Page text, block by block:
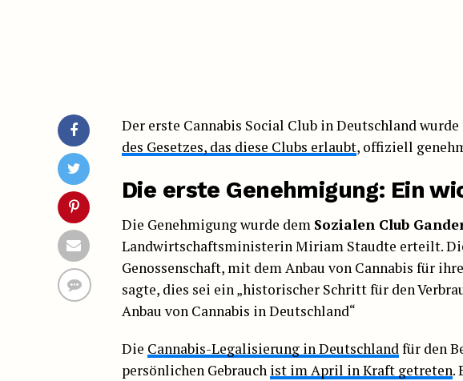
Der erste Cannabis Social Club in Deutschland
des Gesetzes, das diese Clubs erlaubt, offiziell
Die erste Genehmigung: Ein
Die Genehmigung wurde dem Sozialen Club
Landwirtschaftsministerin Miriam Staudte erteilt.
Genossenschaft, mit dem Anbau von Cannabis für
sagte, dies sei ein „historischer Schritt für den
Anbau von Cannabis in Deutschland“
Die Cannabis-Legalisierung in Deutschland für den
persönlichen Gebrauch ist im April in Kraft getreten.